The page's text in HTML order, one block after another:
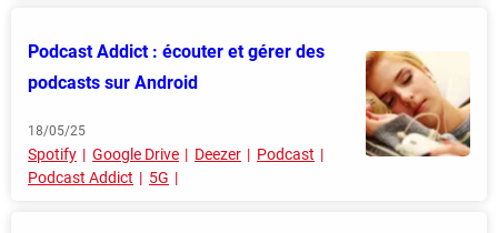
Podcast Addict : écouter et gérer des
podcasts sur Android
18/05/25
Spotify Google Drive Deezer
Podcast
Podcast Addict
5G